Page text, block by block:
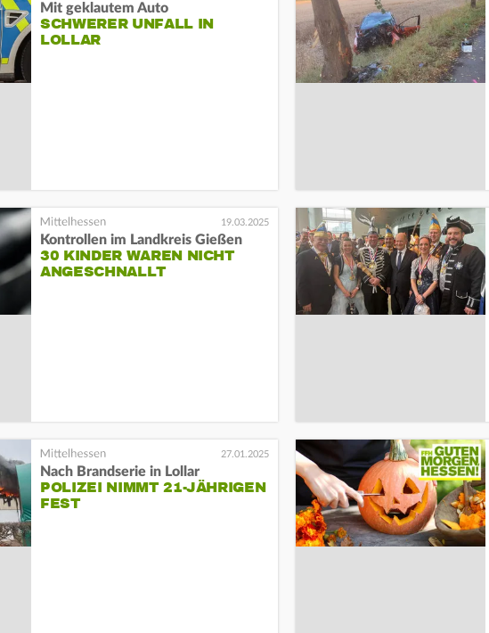
Mit geklautem Auto
SCHWERER UNFALL IN
LOLLAR
19.03.2025
Kontrollen im Landkreis Gießen
30 KINDER WAREN NICHT
ANGESCHNALLT
27.01.2025
Nach Brandserie in Lollar
POLIZEI NIMMT 21-JÄHRIGEN
FEST